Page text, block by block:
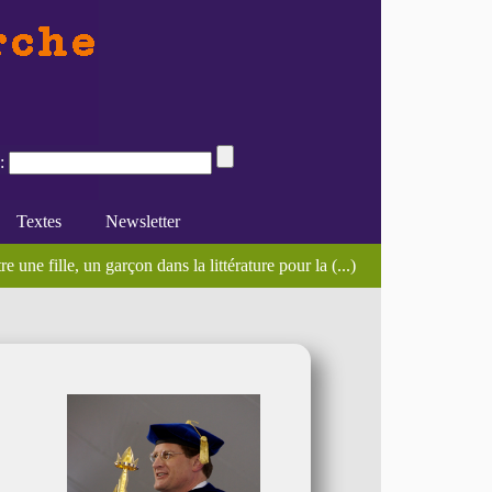
deuxième vague
du féminisme Divers En ligne
Textes
une fille, un garçon dans la littérature pour la (...)
Newsletter